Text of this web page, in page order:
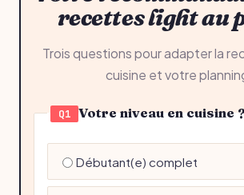
recettes light au
Trois questions pour adapter la
cuisine et votre
Q1 Votre niveau en cuisine ?
Débutant(e) complet